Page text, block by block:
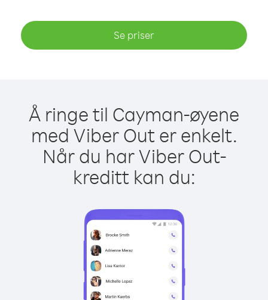
Se priser
Å ringe til Cayman-øyene
med Viber Out er enkelt.
Når du har Viber Out-
kreditt kan du: